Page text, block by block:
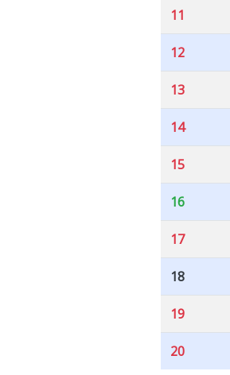
11
12
13
14
15
16
17
18
19
20